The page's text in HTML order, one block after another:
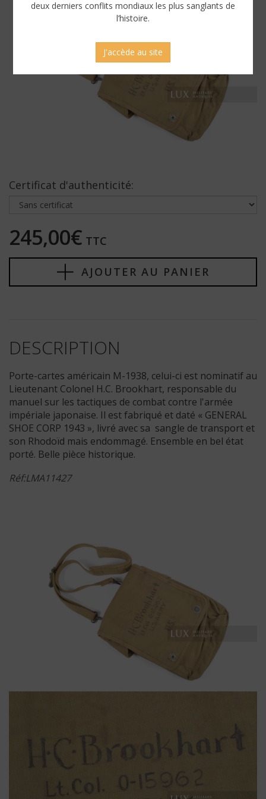
Certificat d'authenticité:
245,00€ TTC
AJOUTER AU PANIER
DESCRIPTION
Porte-cartes américain M-1938, celui-ci est nominatif au
Lieutenant Colonel H.C. Brookhart, responsable du
manuel sur les tactiques de combat contre l'armée
impériale japonaise. Il est fabriqué et daté « GENERAL
SHOE CORP 1943 », livré avec sa sangle de transport et
son Rhodoïd mais endommagé. Ensemble en bel état
porté. Belle pièce historique.
Réf:LMA11427
deux derniers conflits mondiaux les plus sanglants de
l’histoire.
J'accède au site